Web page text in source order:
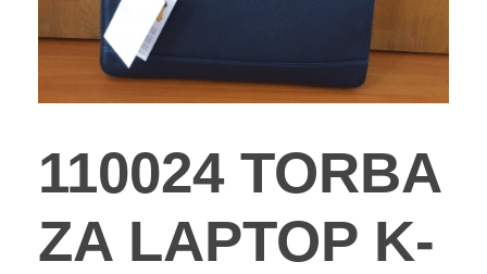
110024 TORBA
ZA LAPTOP K-